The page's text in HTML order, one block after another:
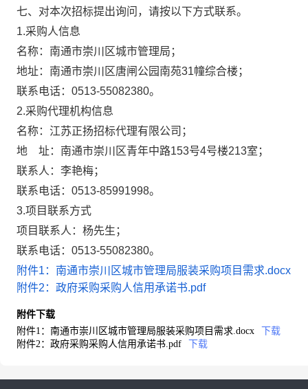
七、对本次招标提出询问，请按以下方式联系。
1.采购人信息
名称：南通市崇川区城市管理局 ；
地址：南通市崇川区唐闸公园南苑31幢综合楼 ；
联系电话： 0513-55082380。
2.采购代理机构信息
名称：江苏正扬招标代理有限公司 ；
地 址：南通市崇川区青年中路153号4号楼213室 ；
联系人：李艳梅；
联系电话： 0513-85991998。
3.项目联系方式
项目联系人：杨先生 ；
联系电话： 0513-55082380。
附件1：南通市崇川区城市管理局服装采购项目需求.docx
附件2：政府采购采购人信用承诺书.pdf
附件下载
附件1：南通市崇川区城市管理局服装采购项目需求.docx
下载
附件2：政府采购采购人信用承诺书.pdf
下载